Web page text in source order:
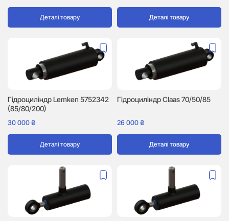
Деталі товару Деталі товару
Гідроциліндр Lemken 5752342
(85/80/200)
30 000₴
Деталі товару
Гідроциліндр Сlaas 70/50/85
26 000₴
Деталі товару